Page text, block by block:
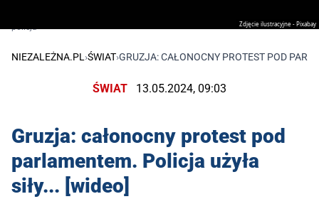
Zdjęcie ilustracyjne - Pixabay
policja
NIEZALEŻNA.PL ›ŚWIAT›GRUZJA: CAŁONOCNY PROTEST POD
ŚWIAT 13.05.2024, 09:03
Gruzja: całonocny protest pod
parlamentem. Policja użyła
siły... [wideo]